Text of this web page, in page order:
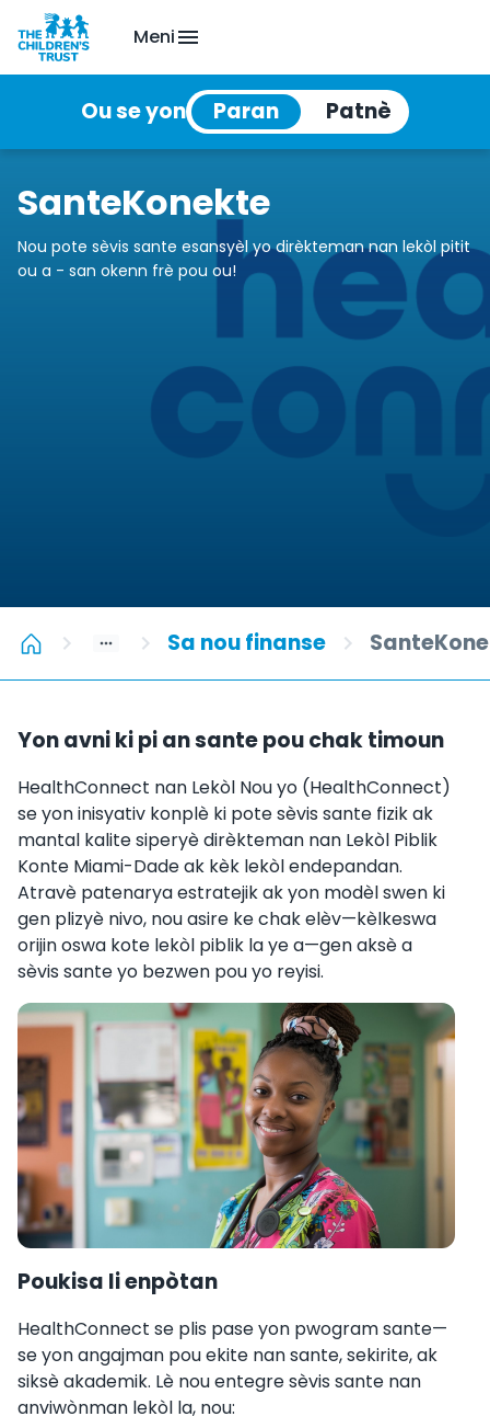
Meni
Ou se yon
SanteKonekte
Nou pote sèvis sante esansyèl yo dirèkteman nan lekòl pitit
ou a - san okenn frè pou ou!
Sa nou finanse
Yon avni ki pi an sante pou chak timoun
HealthConnect nan Lekòl Nou yo (HealthConnect)
se yon inisyativ konplè ki pote sèvis sante fizik ak
mantal kalite siperyè dirèkteman nan Lekòl Piblik
Konte Miami-Dade ak kèk lekòl endepandan.
Atravè patenarya estratejik ak yon modèl swen ki
gen plizyè nivo, nou asire ke chak elèv—kèlkeswa
orijin oswa kote lekòl piblik la ye a—gen aksè a
sèvis sante yo bezwen pou yo reyisi.
Poukisa li enpòtan
HealthConnect se plis pase yon pwogram sante—
se yon angajman pou ekite nan sante, sekirite, ak
siksè akademik. Lè nou entegre sèvis sante nan
anviwònman lekòl la, nou: